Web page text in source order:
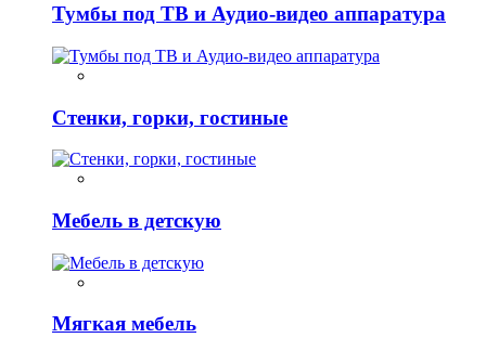
Тумбы под ТВ и Аудио-видео аппаратура
Стенки, горки, гостиные
Мебель в детскую
Мягкая мебель